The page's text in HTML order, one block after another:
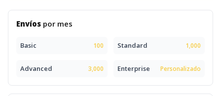
Envíos por mes
Basic 100 Standard 1,000
Advanced 3,000 Enterprise Personalizado